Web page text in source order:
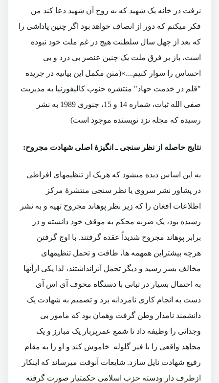
نرفت در خانه یک شهید که به روح آن شهید دعا کند من
فکر میکنم که دور از انصاف خواهد بود اگر چنین پاداشی را
که بعد از چهل سال سلطنت هیچ در غم ملت خود نبوده
است، باز بر فرق ملت یک چنین عنصر بی درد و بی
احساس را سوار کنیم....»(متن مکمل این بیانیه در جریده
"قلم در خدمت جهاد" منتشره جنوب کالیفورنیا به مدیریت
صفی الله ثبات، شماره 14 و 15، جنوری 1989 به نشر
رسیده که مجله نزد نویسنده موجود است)
نتایج حاصله از نظر سنجی ـ انگیزۀ اصلی شهادت مجروح:
به این اساس دیده میشود که هریک از تنظیمهای افراطی
در پشاور نشر سروی یا نظر سنجی منتشرۀ مرکز
اطلاعات افغان را که زیر نظر پوهاند مجروح تهیه و به نشر
رسیده بود، یک ضربه محکم به موقف خود دانسته و در
برابر پوهاند مجروح شدیداً عقده گرفتند. با اوج گرفتن
هرچه بیشتراین همهمه ها، طاقت و تحمل تنظیمهای
مخالف بسر رسید و دیگر تحمل آنرانداشتند، لذا یکی ازآنها
به احتمال بسیار در تبانی با دستگاه مخوف آی اس آی
دست به انجام کاری نامردانه برد و تصمیم به شهادت یک
دانشمند نامدار وطن گرفت وهمان بود که مامور بی
وجدانی را وظیفه داد تا شمع عمرپربار یک مبارز و یک
مجاهد واقعی را با فیر گلوله خاموش کند و او را به مقام
رفیع شهادت نایل سازد. شایعات آنوقت میرساند که اینکار
ازطرف دار ودسته حزب اسلامی حکمتیار صورت گرفته